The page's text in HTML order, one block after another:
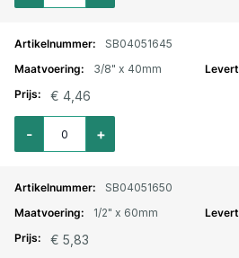
SB04051645
3/8" x 40mm
€ 4,46
Aantal voor Pijpnippel RVS nr. 23
+
-
SB04051650
1/2" x 60mm
€ 5,83